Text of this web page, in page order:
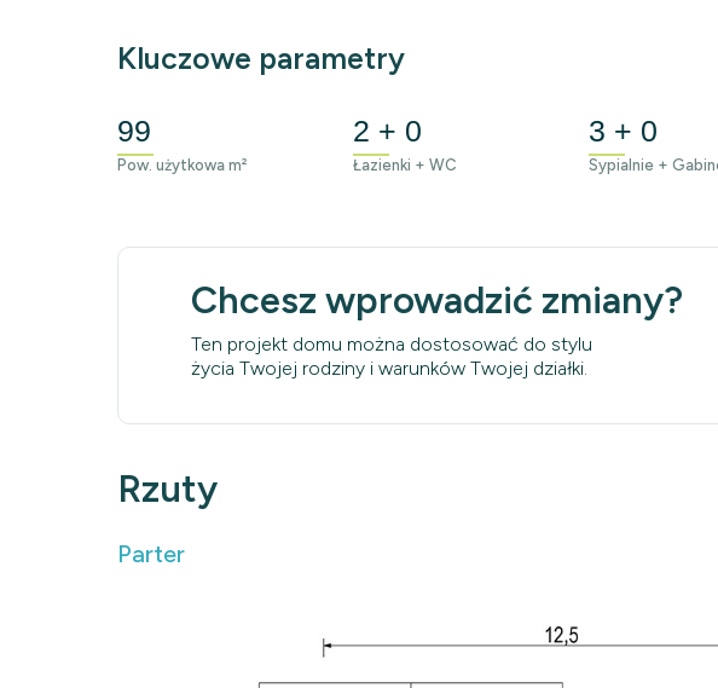
Kluczowe parametry
99
Pow. użytkowa m²
2 + 0
Łazienki + WC
3 + 0
Sypialnie +
Chcesz wprowadzić zmiany?
Ten projekt domu można dostosować do stylu
życia Twojej rodziny i warunków Twojej działki.
Rzuty
Parter